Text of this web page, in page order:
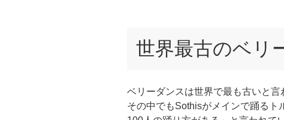
世界最古のベリ
ベリーダンスは世界で最も古いと言
その中でもSothisがメインで踊るト